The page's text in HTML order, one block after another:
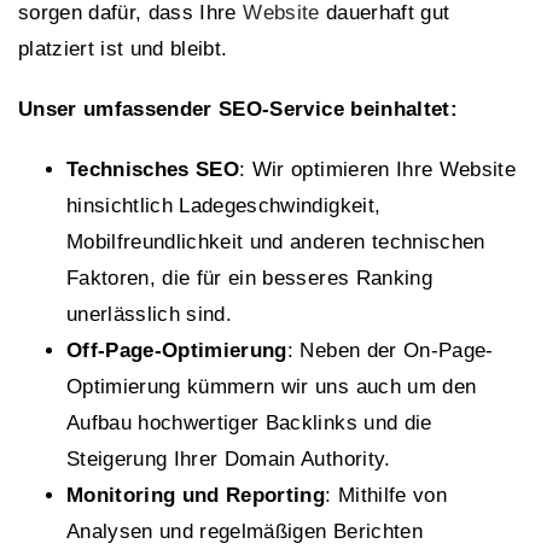
sorgen dafür, dass IhreWebsite dauerhaft gut
platziert ist und bleibt.
Unser umfassender SEO-Service beinhaltet:
Technisches SEO: Wir optimieren Ihre Website
hinsichtlich Ladegeschwindigkeit,
Mobilfreundlichkeit und anderen technischen
Faktoren, die für ein besseres Ranking
unerlässlich sind.
Off-Page-Optimierung: Neben der On-Page-
Optimierung kümmern wir uns auch um den
Aufbau hochwertiger Backlinks und die
Steigerung Ihrer Domain Authority.
Monitoring und Reporting: Mithilfe von
Analysen und regelmäßigen Berichten